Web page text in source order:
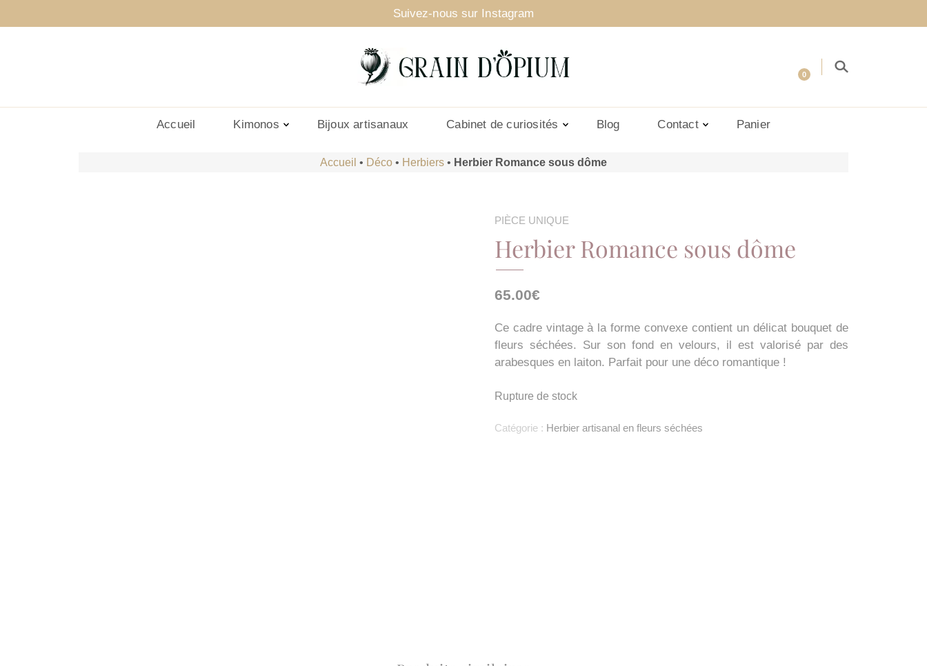
Suivez-nous sur Instagram
0
Accueil Kimonos Bijoux artisanaux Cabinet de curiosités Blog Contact Panier
Accueil • Déco • Herbiers • Herbier Romance sous dôme
PIÈCE UNIQUE
Herbier Romance sous dôme
65.00€
Ce cadre vintage à la forme convexe contient un délicat bouquet de
fleurs séchées. Sur son fond en velours, il est valorisé par des
arabesques en laiton. Parfait pour une déco romantique !
Rupture de stock
Catégorie : Herbier artisanal en fleurs séchées